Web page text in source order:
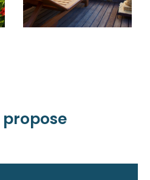
et
de sécuriser votre
recherchiez une
investissement locatif
A+ Caraïbe vous
propose